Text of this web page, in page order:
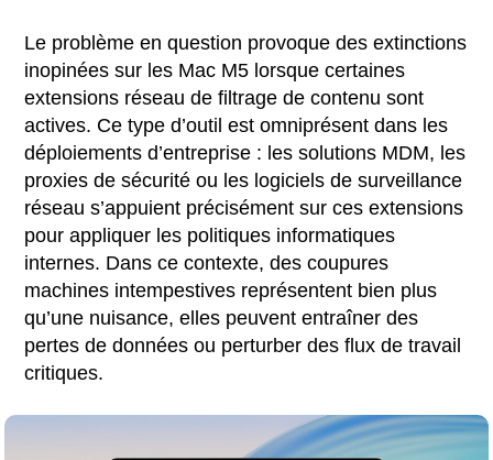
Le problème en question provoque des extinctions
inopinées sur les Mac M5 lorsque certaines
extensions réseau de filtrage de contenu sont
actives. Ce type d’outil est omniprésent dans les
déploiements d’entreprise : les solutions MDM, les
proxies de sécurité ou les logiciels de surveillance
réseau s’appuient précisément sur ces extensions
pour appliquer les politiques informatiques
internes. Dans ce contexte, des coupures
machines intempestives représentent bien plus
qu’une nuisance, elles peuvent entraîner des
pertes de données ou perturber des flux de travail
critiques.